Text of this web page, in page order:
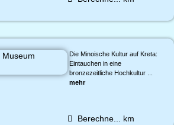
Die Minoische Kultur auf Kreta:
Eintauchen in eine
bronzezeitliche Hochkultur ...
mehr
Berechne... km